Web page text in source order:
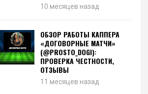
10 месяцев назад
ОБЗОР РАБОТЫ КАППЕРА
«ДОГОВОРНЫЕ МАТЧИ»
(@PROSTO_DOGI):
ПРОВЕРКА ЧЕСТНОСТИ,
ОТЗЫВЫ
11 месяцев назад